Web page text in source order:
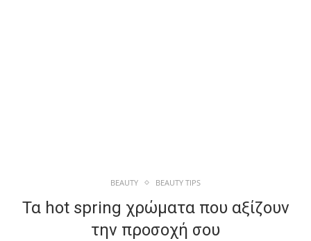
BEAUTY BEAUTY TIPS
Τα hot spring χρώματα που αξίζουν
την προσοχή σου